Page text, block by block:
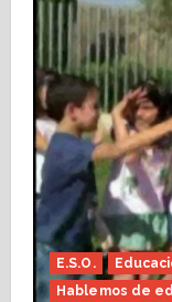
E.S.O.
Hablemos de